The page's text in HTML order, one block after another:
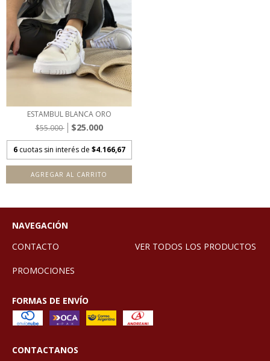
ESTAMBUL BLANCA ORO
$55.000
$25.000
6 cuotas sin interés de $4.166,67
AGREGAR AL CARRITO
NAVEGACIÓN
CONTACTO
VER TODOS LOS PRODUCTOS
PROMOCIONES
FORMAS DE ENVÍO
CONTACTANOS